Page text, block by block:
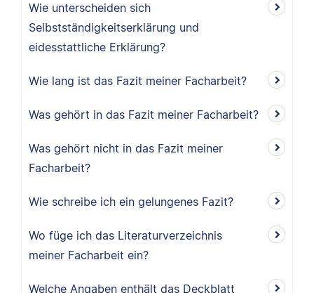
Wie unterscheiden sich
Selbstständigkeitserklärung und
eidesstattliche Erklärung?
Wie lang ist das Fazit meiner Facharbeit?
Was gehört in das Fazit meiner Facharbeit?
Was gehört nicht in das Fazit meiner
Facharbeit?
Wie schreibe ich ein gelungenes Fazit?
Wo füge ich das Literaturverzeichnis
meiner Facharbeit ein?
Welche Angaben enthält das Deckblatt